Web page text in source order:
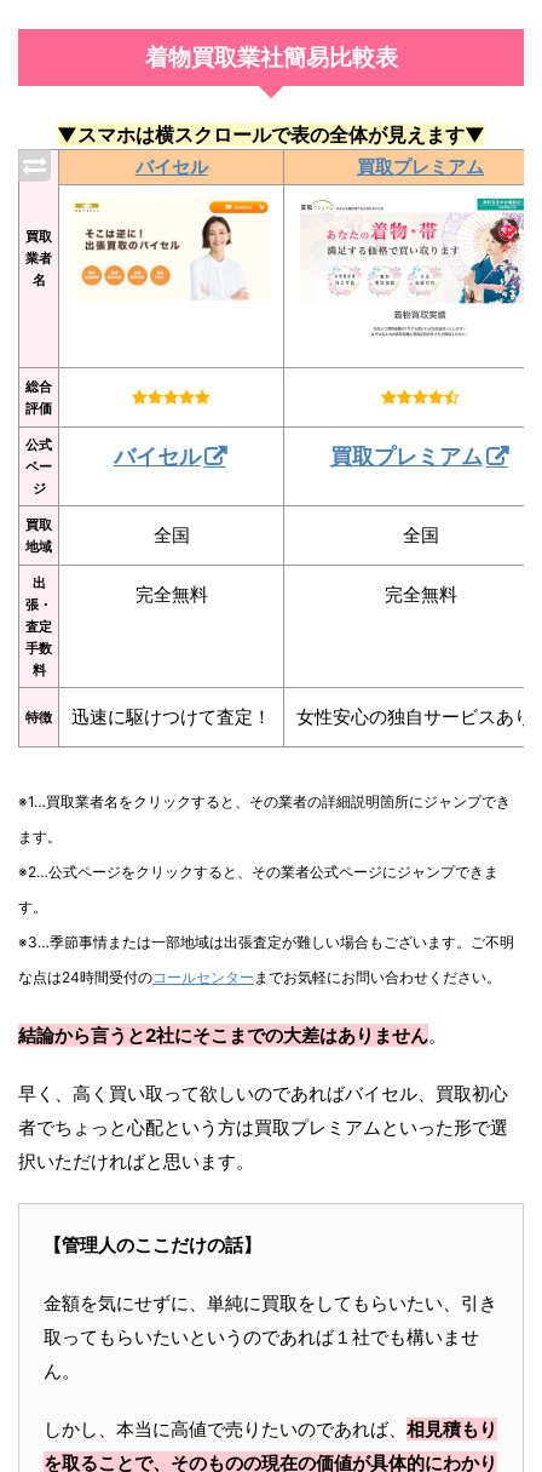
着物買取業社簡易比較表
▼スマホは横スクロールで表の全体が見えます▼
買取
業者
名
バイセル 買取プレミアム
総合
評価
公式
ペー
ジ
バイセル 買取プレミアム
買取
地域
全国 全国
出
張・
査定
手数
料
完全無料 完全無料
特徴 迅速に駆けつけて査定！ 女性安心の独自サービスあり
※1…買取業者名をクリックすると、その業者の詳細説明箇所にジャンプでき
ます。
※2…公式ページをクリックすると、その業者公式ページにジャンプできま
す。
※3…季節事情または一部地域は出張査定が難しい場合もございます。ご不明
な点は24時間受付のコールセンター までお気軽にお問い合わせください。
結論から言うと2社にそこまでの大差はありません。
早く、高く買い取って欲しいのであればバイセル、買取初心
者でちょっと心配という方は買取プレミアムといった形で選
択いただければと思います。
【管理人のここだけの話】
金額を気にせずに、単純に買取をしてもらいたい、引き
取ってもらいたいというのであれば１社でも構いませ
ん。
しかし、本当に高値で売りたいのであれば、 相見積もり
を取ることで、そのものの現在の価値が具体的にわかり